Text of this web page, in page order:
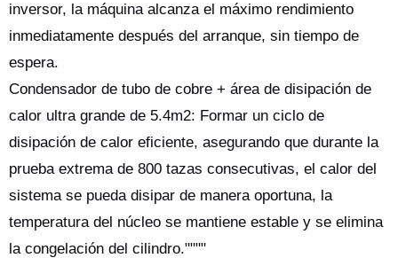
inversor, la máquina alcanza el máximo rendimiento
inmediatamente después del arranque, sin tiempo de
espera.
Condensador de tubo de cobre + área de disipación de
calor ultra grande de 5.4m2: Formar un ciclo de
disipación de calor eficiente, asegurando que durante la
prueba extrema de 800 tazas consecutivas, el calor del
sistema se pueda disipar de manera oportuna, la
temperatura del núcleo se mantiene estable y se elimina
la congelación del cilindro.""""